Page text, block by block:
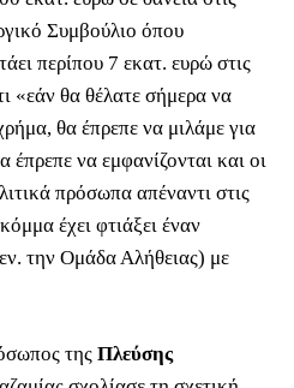
Συμβούλιο όπου
περίπου 7 εκατ. ευρώ στις
«εάν θα θέλατε σήμερα να
θα έπρεπε να μιλάμε για
να εμφανίζονται και οι
πρόσωπα απέναντι στις
έχει φτιάξει έναν
την Ομάδα Αλήθειας) με
της Πλεύσης